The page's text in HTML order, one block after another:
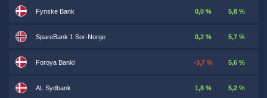
Fynske Bank 0,0 % 5,8 %
SpareBank 1 Sor-Norge 0,2 % 5,7 %
Foroya Banki -3,7 % 5,6 %
AL Sydbank 1,8 % 5,2 %